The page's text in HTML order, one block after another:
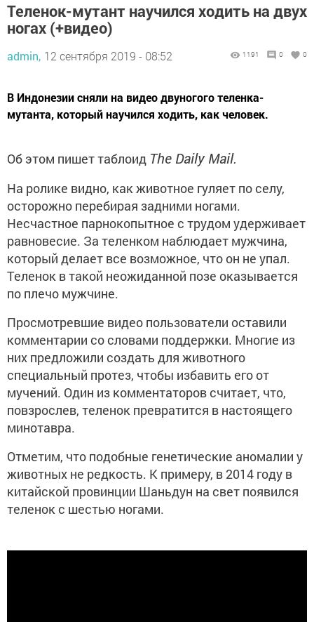
Теленок-мутант научился ходить на двух
ногах (+видео)
admin, 12 сентября 2019 - 08:52 1191 0 0
В Индонезии сняли на видео двуногого теленка-
мутанта, который научился ходить, как человек.
Об этом пишет таблоид The Daily Mail.
На ролике видно, как животное гуляет по селу,
осторожно перебирая задними ногами.
Несчастное парнокопытное с трудом удерживает
равновесие. За теленком наблюдает мужчина,
который делает все возможное, что он не упал.
Теленок в такой неожиданной позе оказывается
по плечо мужчине.
Просмотревшие видео пользователи оставили
комментарии со словами поддержки. Многие из
них предложили создать для животного
специальный протез, чтобы избавить его от
мучений. Один из комментаторов считает, что,
повзрослев, теленок превратится в настоящего
минотавра.
Отметим, что подобные генетические аномалии у
животных не редкость. К примеру, в 2014 году в
китайской провинции Шаньдун на свет появился
теленок с шестью ногами.